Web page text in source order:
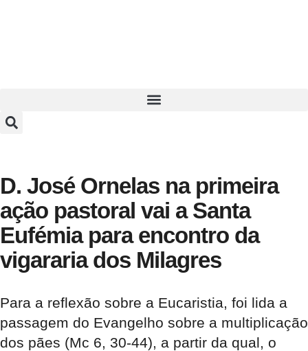
D. José Ornelas na primeira
ação pastoral vai a Santa
Eufémia para encontro da
vigararia dos Milagres
Para a reflexão sobre a Eucaristia, foi lida a
passagem do Evangelho sobre a multiplicação
dos pães (Mc 6, 30-44), a partir da qual, o